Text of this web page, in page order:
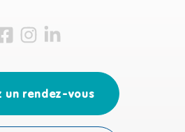
Visitez-nous sur Facebook
Visitez-nous sur Instagram
Visitez-nous sur LinkedIn
un rendez-vous